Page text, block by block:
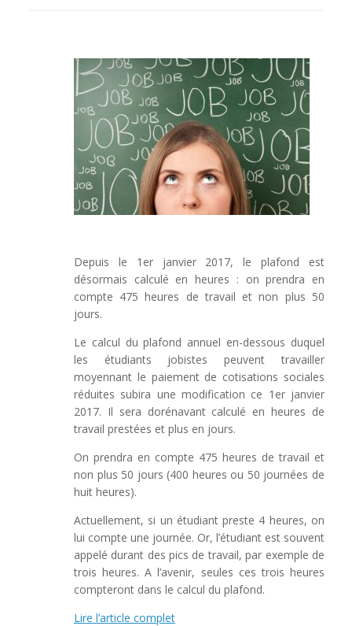
Depuis le 1er janvier 2017, le plafond est
désormais calculé en heures : on prendra en
compte 475 heures de travail et non plus 50
jours.
Le calcul du plafond annuel en-dessous duquel
les étudiants jobistes peuvent travailler
moyennant le paiement de cotisations sociales
réduites subira une modification ce 1er janvier
2017. Il sera dorénavant calculé en heures de
travail prestées et plus en jours.
On prendra en compte 475 heures de travail et
non plus 50 jours (400 heures ou 50 journées de
huit heures).
Actuellement, si un étudiant preste 4 heures, on
lui compte une journée. Or, l’étudiant est souvent
appelé durant des pics de travail, par exemple de
trois heures. A l’avenir, seules ces trois heures
compteront dans le calcul du plafond.
Lire l’article complet